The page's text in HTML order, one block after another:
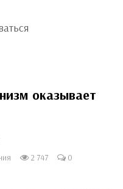
оказывает
2 747 0